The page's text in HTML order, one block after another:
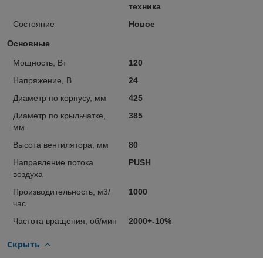
техника
Состояние
Новое
Основные
Мощность, Вт
120
Напряжение, В
24
Диаметр по корпусу, мм
425
Диаметр по крыльчатке,
мм
385
Высота вентилятора, мм
80
Направление потока
воздуха
PUSH
Производительность, м3/
час
1000
Частота вращения, об/мин 2000+-10%
Скрыть